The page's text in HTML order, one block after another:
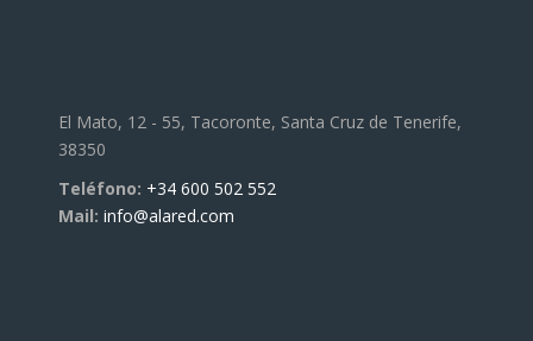
El Mato, 12 - 55, Tacoronte, Santa Cruz de Tenerife,
38350
Teléfono: +34 600 502 552
Mail: info@alared.com